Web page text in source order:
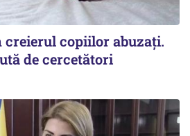
creierul copiilor abuzați.
de cercetători